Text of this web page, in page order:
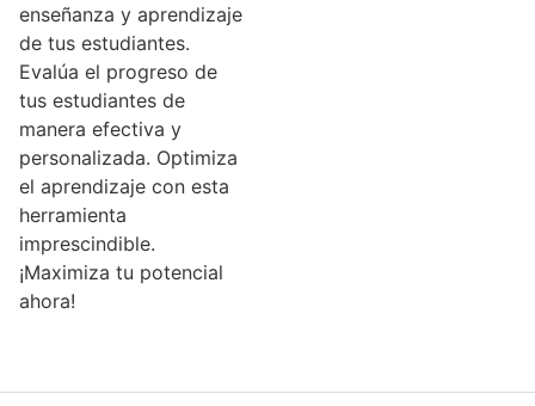
enseñanza y aprendizaje
de tus estudiantes.
Evalúa el progreso de
tus estudiantes de
manera efectiva y
personalizada. Optimiza
el aprendizaje con esta
herramienta
imprescindible.
¡Maximiza tu potencial
ahora!